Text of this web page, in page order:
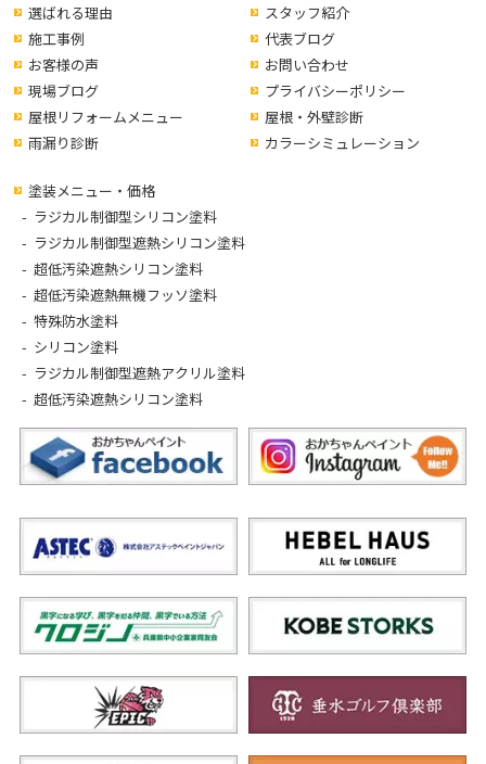
選ばれる理由
スタッフ紹介
施工事例
お客様の声
現場ブログ
代表ブログ
お問い合わせ
プライバシーポリシー
屋根リフォームメニュー
雨漏り診断
屋根・外壁診断
カラーシミュレーション
塗装メニュー・価格
ラジカル制御型シリコン塗料
ラジカル制御型遮熱シリコン塗料
超低汚染遮熱シリコン塗料
超低汚染遮熱無機フッソ塗料
特殊防水塗料
シリコン塗料
ラジカル制御型遮熱アクリル塗料
超低汚染遮熱シリコン塗料